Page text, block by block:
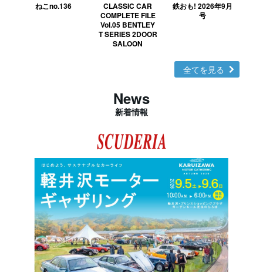
ねこno.136
CLASSIC CAR
COMPLETE FILE
Vol.05 BENTLEY
T SERIES 2DOOR
SALOON
鉄おも! 2026年9月
号
全てを見る
News
新着情報